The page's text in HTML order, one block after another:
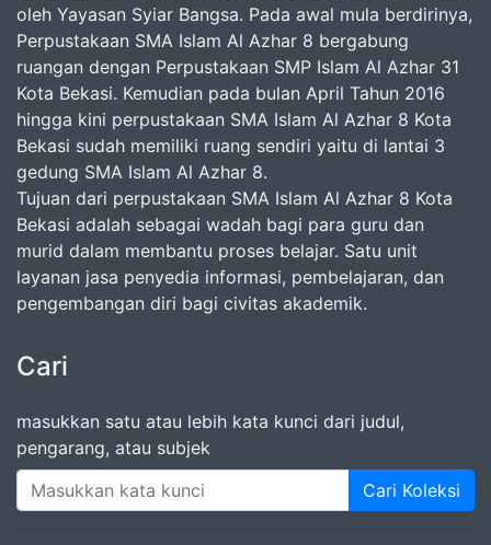
oleh Yayasan Syiar Bangsa. Pada awal mula berdirinya,
Perpustakaan SMA Islam Al Azhar 8 bergabung
ruangan dengan Perpustakaan SMP Islam Al Azhar 31
Kota Bekasi. Kemudian pada bulan April Tahun 2016
hingga kini perpustakaan SMA Islam Al Azhar 8 Kota
Bekasi sudah memiliki ruang sendiri yaitu di lantai 3
gedung SMA Islam Al Azhar 8.
Tujuan dari perpustakaan SMA Islam Al Azhar 8 Kota
Bekasi adalah sebagai wadah bagi para guru dan
murid dalam membantu proses belajar. Satu unit
layanan jasa penyedia informasi, pembelajaran, dan
pengembangan diri bagi civitas akademik.
Cari
masukkan satu atau lebih kata kunci dari judul,
pengarang, atau subjek
Cari Koleksi